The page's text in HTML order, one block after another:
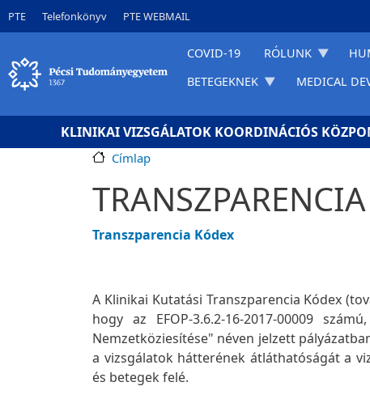
Ugrás a tartalomra
Gyorslinkek
PTE Telefonkönyv PTE WEBMAIL
COVID-19 RÓLUNK
BETEGEKNEK
MEDICAL
KLINIKAI VIZSGÁLATOK KOORDINÁCIÓS
Címlap
Transzparencia Kódex
A Klinikai Kutatási Transzparencia Kódex
hogy az EFOP-3.6.2-16-2017-00009
Nemzetköziesítése" néven jelzett
a vizsgálatok hátterének átláthatóságát a
és betegek felé.